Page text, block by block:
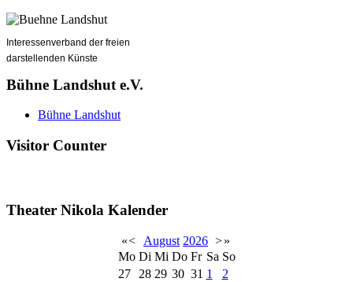
Interessenverband der freien
darstellenden Künste
Bühne Landshut e.V.
Bühne Landshut
Visitor Counter
Theater Nikola Kalender
«< August 2026 >»
Mo Di Mi Do Fr Sa So
27
28 29 30 31 1
2